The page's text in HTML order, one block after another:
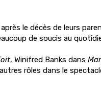
le décès de leurs
de soucis au
, Winifred Banks dans
rôles dans le